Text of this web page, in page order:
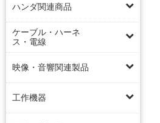
ハンダ関連商品
ケーブル・ハーネ
ス・電線
映像・音響関連製品
工作機器